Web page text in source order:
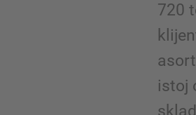
720
istoj